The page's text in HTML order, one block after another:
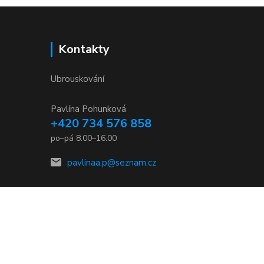
Kontakty
Ubrouskování
Pavlína Pohunková
+420 734 576 858
po–pá 8.00–16.00
pavlinaa.p@seznam.cz